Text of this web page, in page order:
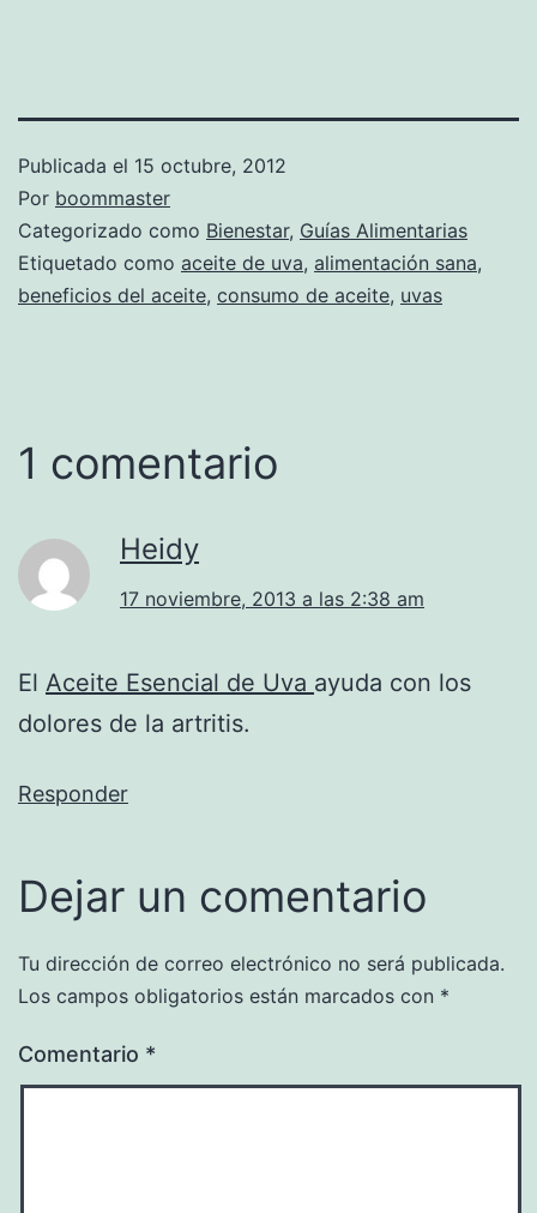
Publicada el 15 octubre, 2012
Por boommaster
Categorizado como Bienestar, Guías Alimentarias
Etiquetado como aceite de uva, alimentación sana,
beneficios del aceite, consumo de aceite, uvas
1 comentario
Heidy
17 noviembre, 2013 a las 2:38 am
El Aceite Esencial de Uva ayuda con los
dolores de la artritis.
Responder
Dejar un comentario
Tu dirección de correo electrónico no será publicada.
Los campos obligatorios están marcados con *
Comentario *